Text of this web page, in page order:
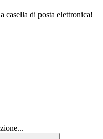
casella di posta elettronica!